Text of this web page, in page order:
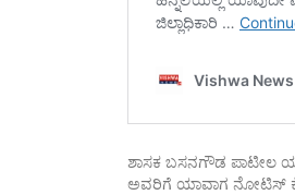
ಶಾಸಕ ಬಸನಗೌಡ ಪಾಟೀಲ
ಅವರಿಗೆ ಯಾವಾಗ ನೋಟಿಸ್‌